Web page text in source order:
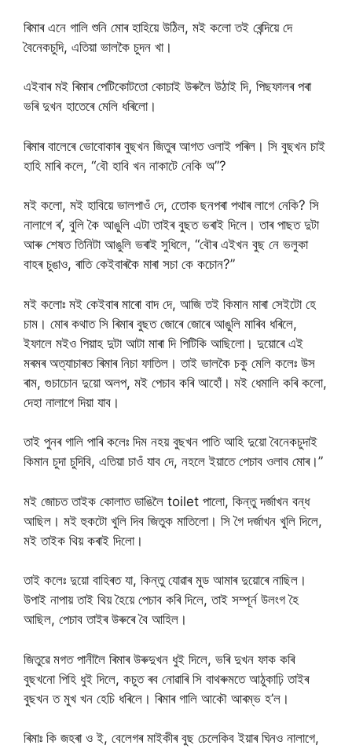
ৰিমাৰ এনে গালি শুনি মোৰ হাহিয়ে উঠিল, মই কলো তই ৰেন্দিয়ে দে
বৈনেকচুদি, এতিয়া ভালকৈ চুদন খা।
এইবাৰ মই ৰিমাৰ পেটিকোটতো কোচাই উৰুলৈ উঠাই দি, পিছফালৰ পৰা
ভৰি দুখন হাতেৰে মেলি ধৰিলো।
ৰিমাৰ বালেৰে ভোবোকাৰ বুছখন জিতুৰ আগত ওলাই পৰিল। সি বুছখন চাই
হাহি মাৰি কলে, “বৌ হাবি খন নাকাটে নেকি অ”?
মই কলো, মই হাবিয়ে ভালপাওঁ দে, তোেক ছনপৰা পথাৰ লাগে নেকি? সি
নালাগে ৰ’, বুলি কৈ আঙুলি এটা তাইৰ বুছত ভৰাই দিলে। তাৰ পাছত দুটা
আৰু শেষত তিনিটা আঙুলি ভৰাই সুধিলে, “বৌৰ এইখন বুছ নে ভলুকা
বাহৰ চুঙাও, ৰাতি কেইবাৰকৈ মাৰা সচা কে কচোন?”
মই কলোঃ মই কেইবাৰ মাৰো বাদ দে, আজি তই কিমান মাৰা সেইটো হে
চাম। মোৰ কথাত সি ৰিমাৰ বুছত জোৰে জোৰে আঙুলি মাৰিব ধৰিলে,
ইফালে মইও পিয়াহ দুটা আটা মাৰা দি পিটিকি আছিলো। দুয়োৰে এই
মৰমৰ অত্যাচাৰত ৰিমাৰ নিচা ফাতিল। তাই ভালকৈ চকু মেলি কলেঃ উস
ৰাম, গুচাচোন দুয়ো অলপ, মই পেচাব কৰি আহোঁ। মই ধেমালি কৰি কলো,
দেহা নালাগে দিয়া যাব।
তাই পুনৰ গালি পাৰি কলেঃ দিম নহয় বুছখন পাতি আহি দুয়ো বৈনেকচুদাই
কিমান চুদা চুদিবি, এতিয়া চাওঁ যাব দে, নহলে ইয়াতে পেচাব ওলাব মোৰ।”
মই জোচত তাইক কোলাত ডাঙিলৈ toilet পালো, কিন্তু দৰ্জাখন বন্ধ
আছিল। মই হুকটো খুলি দিব জিতুক মাতিলো। সি গৈ দৰ্জাখন খুলি দিলে,
মই তাইক থিয় কৰাই দিলো।
তাই কলেঃ দুয়ো বাহিৰত যা, কিন্তু যোৱাৰ মুড আমাৰ দুয়োৰে নাছিল।
উপাই নাপায় তাই থিয় হৈয়ে পেচাব কৰি দিলে, তাই সম্পূর্ন উলংগ হৈ
আছিল, পেচাব তাইৰ উৰুৰে বৈ আহিল।
জিতুৱে মগত পানীলৈ ৰিমাৰ উৰুদুখন ধুই দিলে, ভৰি দুখন ফাক কৰি
বুছখনো পিহি ধুই দিলে, কচুত ৰব নোৱাৰি সি বাথৰুমতে আঠুকাঢ়ি তাইৰ
বুছখন ত মুখ খন হেচি ধৰিলে। ৰিমাৰ গালি আকৌ আৰম্ভ হ’ল।
ৰিমাঃ কি জহৰা ও ই, বেলেগৰ মাইকীৰ বুছ চেলেকিব ইয়াৰ ঘিনও নালাগে,